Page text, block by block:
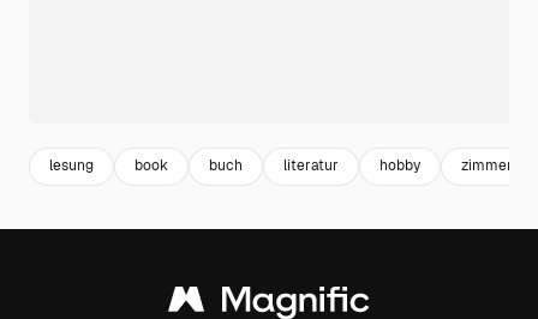
lesung book buch literatur hobby zimmer